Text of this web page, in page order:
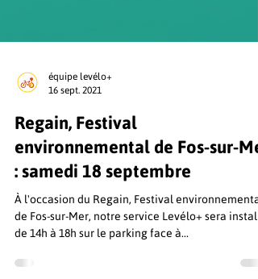
équipe levélo+
16 sept. 2021
Regain, Festival
environnemental de Fos-sur-
: samedi 18 septembre
À l'occasion du Regain, Festival environnemental
de Fos-sur-Mer, notre service Levélo+ sera